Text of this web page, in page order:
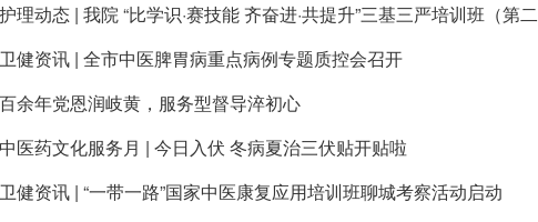
护理动态 | 我院 “比学识·赛技能 齐奋进·共提升”三基三严培训班（第二
卫健资讯 | 全市中医脾胃病重点病例专题质控会召开
百余年党恩润岐黄，服务型督导淬初心
中医药文化服务月 | 今日入伏 冬病夏治三伏贴开贴啦
卫健资讯 | “一带一路”国家中医康复应用培训班聊城考察活动启动